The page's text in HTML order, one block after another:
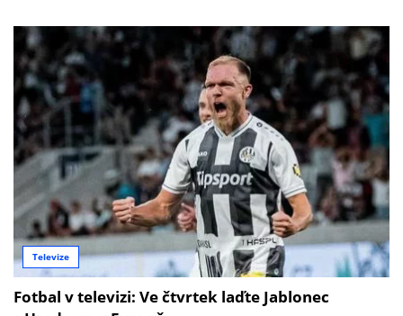
Televize
Fotbal v televizi: Ve čtvrtek laďte Jablonec